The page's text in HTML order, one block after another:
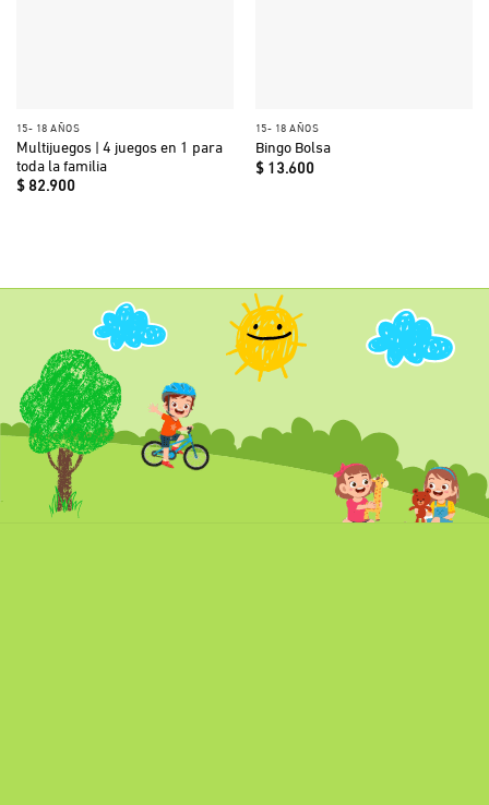
15- 18 AÑOS
Multijuegos | 4 juegos en 1 para
toda la familia
$82.900
15- 18 AÑOS
Bingo Bolsa
$13.600